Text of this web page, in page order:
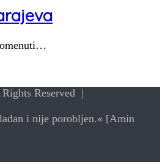
Reserved |
i nije porobljen.« [Amin